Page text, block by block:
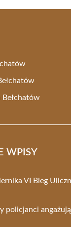
WPISY
VI Bieg
policjanci